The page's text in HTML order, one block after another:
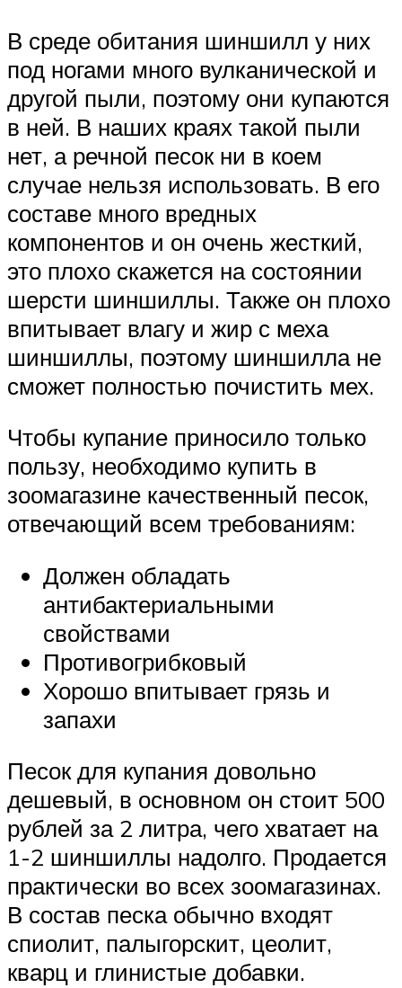
В среде обитания шиншилл у них
под ногами много вулканической и
другой пыли, поэтому они купаются
в ней. В наших краях такой пыли
нет, а речной песок ни в коем
случае нельзя использовать. В его
составе много вредных
компонентов и он очень жесткий,
это плохо скажется на состоянии
шерсти шиншиллы. Также он плохо
впитывает влагу и жир с меха
шиншиллы, поэтому шиншилла не
сможет полностью почистить мех.
Чтобы купание приносило только
пользу, необходимо купить в
зоомагазине качественный песок,
отвечающий всем требованиям:
Должен обладать
антибактериальными
свойствами
Противогрибковый
Хорошо впитывает грязь и
запахи
Песок для купания довольно
дешевый, в основном он стоит 500
рублей за 2 литра, чего хватает на
1-2 шиншиллы надолго. Продается
практически во всех зоомагазинах.
В состав песка обычно входят
спиолит, палыгорскит, цеолит,
кварц и глинистые добавки.